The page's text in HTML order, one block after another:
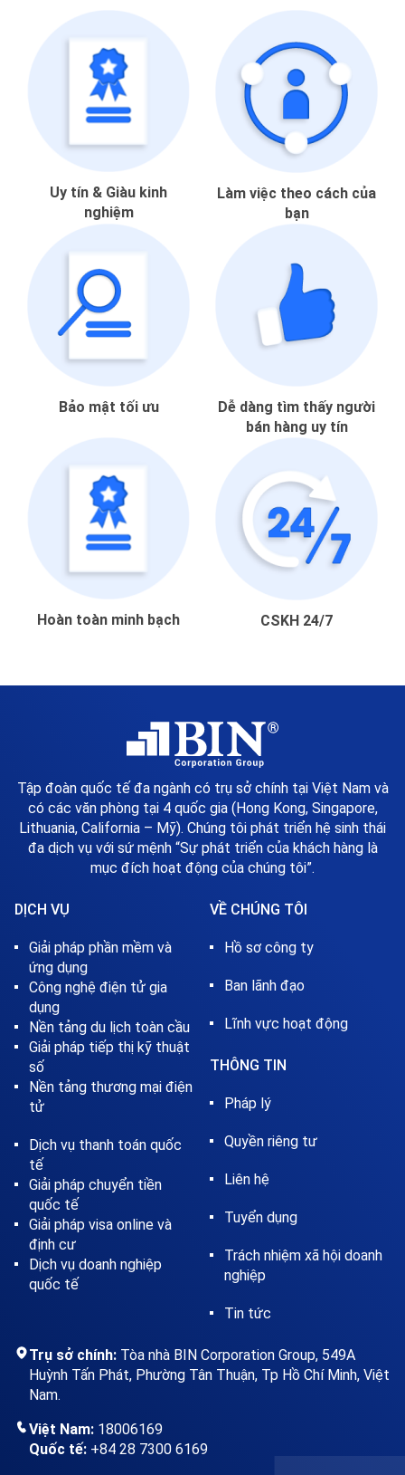
Uy tín & Giàu kinh
nghiệm
Làm việc theo cách của
bạn
Bảo mật tối ưu
Dễ dàng tìm thấy người
bán hàng uy tín
Hoàn toàn minh bạch CSKH 24/7
Tập đoàn quốc tế đa ngành có trụ sở chính tại Việt Nam và
có các văn phòng tại 4 quốc gia (Hong Kong, Singapore,
Lithuania, California – Mỹ). Chúng tôi phát triển hệ sinh thái
đa dịch vụ với sứ mệnh “Sự phát triển của khách hàng là
mục đích hoạt động của chúng tôi”.
DỊCH VỤ
Giải pháp phần mềm và
ứng dụng
Công nghệ điện tử gia
dụng
Nền tảng du lịch toàn cầu
Giải pháp tiếp thị kỹ thuật
số
Nền tảng thương mại điện
tử
Dịch vụ thanh toán quốc
tế
Giải pháp chuyển tiền
quốc tế
Giải pháp visa online và
định cư
Dịch vụ doanh nghiệp
quốc tế
VỀ CHÚNG TÔI
Hồ sơ công ty
Ban lãnh đạo
Lĩnh vực hoạt động
THÔNG TIN
Pháp lý
Quyền riêng tư
Liên hệ
Tuyển dụng
Trách nhiệm xã hội doanh
nghiệp
Tin tức
Trụ sở chính: Tòa nhà BIN Corporation Group, 549A
Huỳnh Tấn Phát, Phường Tân Thuận, Tp Hồ Chí Minh, Việt
Nam.
Việt Nam: 18006169
Quốc tế: +84 28 7300 6169